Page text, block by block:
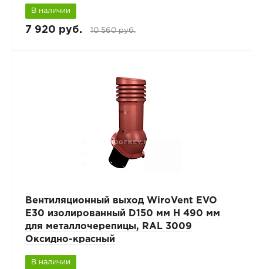
В наличии
7 920 руб. 10 560 руб.
Вентиляционный выход WiroVent EVO
E30 изолированный D150 мм Н 490 мм
для металлочерепицы, RAL 3009
Оксидно-красный
В наличии